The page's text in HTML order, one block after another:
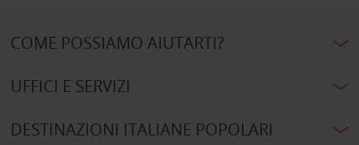
COME POSSIAMO AIUTARTI?
UFFICI E SERVIZI
DESTINAZIONI ITALIANE POPOLARI